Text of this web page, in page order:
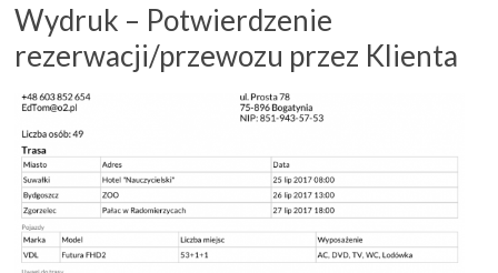
Wydruk – Potwierdzenie
rezerwacji/przewozu przez Klienta